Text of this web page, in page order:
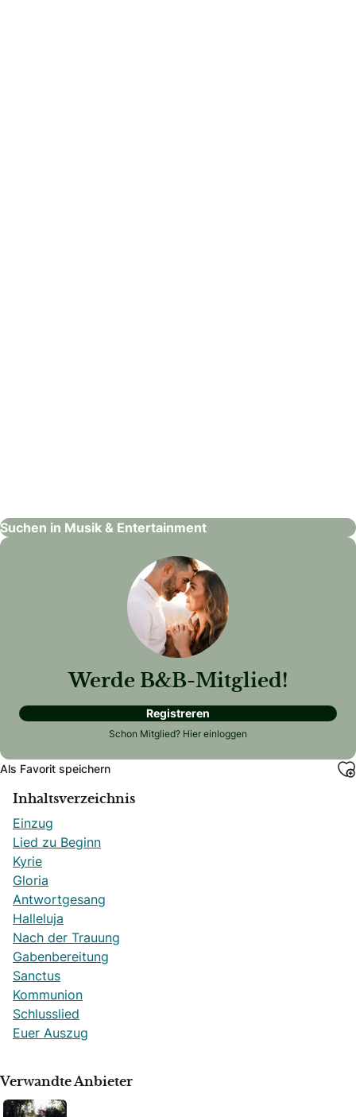
Suchen in Musik & Entertainment
Werde B&B-Mitglied!
Registreren
Schon Mitglied? Hier einloggen
Als Favorit speichern
Inhaltsverzeichnis
Einzug
Lied zu Beginn
Kyrie
Gloria
Antwortgesang
Halleluja
Nach der Trauung
Gabenbereitung
Sanctus
Kommunion
Schlusslied
Euer Auszug
Verwandte Anbieter